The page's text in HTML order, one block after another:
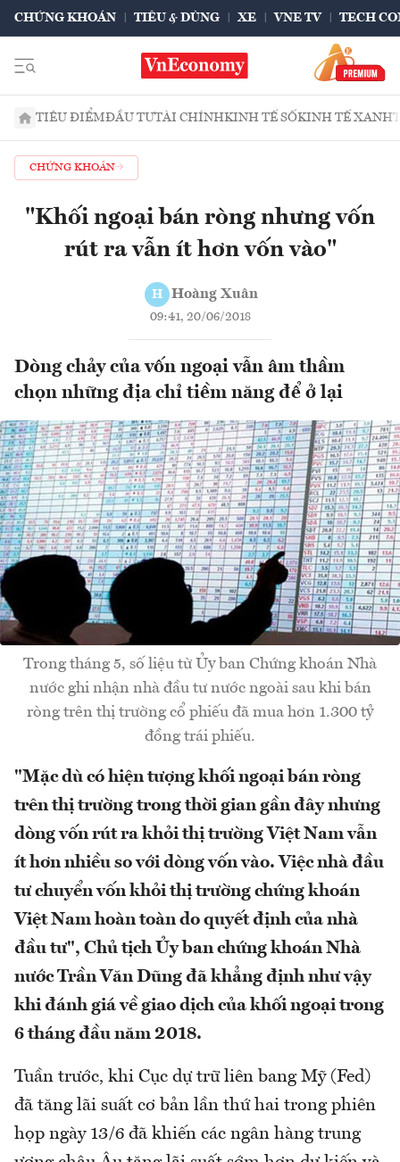
CHỨNG KHOÁN TIÊU & DÙNG XE VNE TV TECH
TIÊU ĐIỂMĐẦU TƯTÀI CHÍNHKINH TẾ SỐKINH TẾ XANH
CHỨNG KHOÁN
"Khối ngoại bán ròng nhưng vốn
rút ra vẫn ít hơn vốn vào"
H Hoàng Xuân
09:41, 20/06/2018
Dòng chảy của vốn ngoại vẫn âm thầm
chọn những địa chỉ tiềm năng để ở lại
Trong tháng 5, số liệu từ Ủy ban Chứng khoán Nhà
nước ghi nhận nhà đầu tư nước ngoài sau khi bán
ròng trên thị trường cổ phiếu đã mua hơn 1.300 tỷ
đồng trái phiếu.
"Mặc dù có hiện tượng khối ngoại bán ròng
trên thị trường trong thời gian gần đây nhưng
dòng vốn rút ra khỏi thị trường Việt Nam vẫn
ít hơn nhiều so với dòng vốn vào. Việc nhà đầu
tư chuyển vốn khỏi thị trường chứng khoán
Việt Nam hoàn toàn do quyết định của nhà
đầu tư", Chủ tịch Ủy ban chứng khoán Nhà
nước Trần Văn Dũng đã khẳng định như vậy
khi đánh giá về giao dịch của khối ngoại trong
6 tháng đầu năm 2018.
Tuần trước, khi Cục dự trữ liên bang Mỹ (Fed)
đã tăng lãi suất cơ bản lần thứ hai trong phiên
họp ngày 13/6 đã khiến các ngân hàng trung